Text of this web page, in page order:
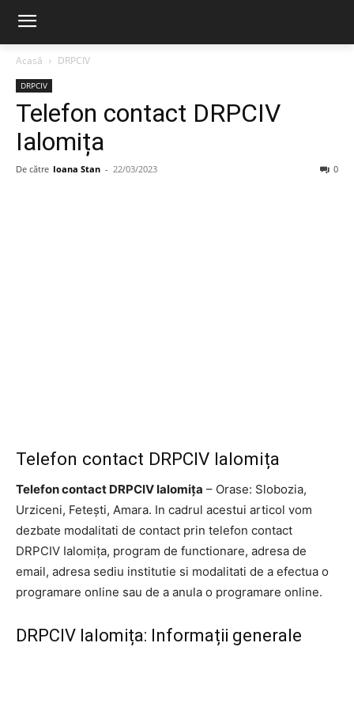
Acasă DRPCIV
DRPCIV
Telefon contact DRPCIV
Ialomița
De către Ioana Stan - 22/03/2023 0
Telefon contact DRPCIV Ialomița
Telefon contact DRPCIV Ialomița – Orase: Slobozia,
Urziceni, Fetești, Amara. In cadrul acestui articol vom
dezbate modalitati de contact prin telefon contact
DRPCIV Ialomița, program de functionare, adresa de
email, adresa sediu institutie si modalitati de a efectua o
programare online sau de a anula o programare online.
DRPCIV Ialomița: Informații generale